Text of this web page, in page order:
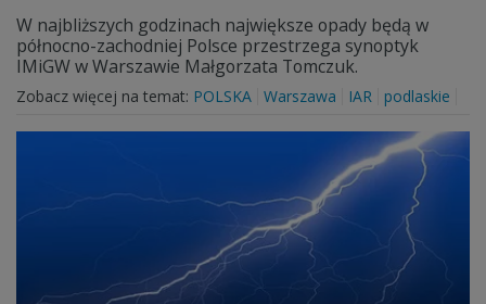
W najbliższych godzinach największe opady będą w
północno-zachodniej Polsce przestrzega synoptyk
IMiGW w Warszawie Małgorzata Tomczuk.
Zobacz więcej na temat: POLSKA Warszawa IAR podlaskie